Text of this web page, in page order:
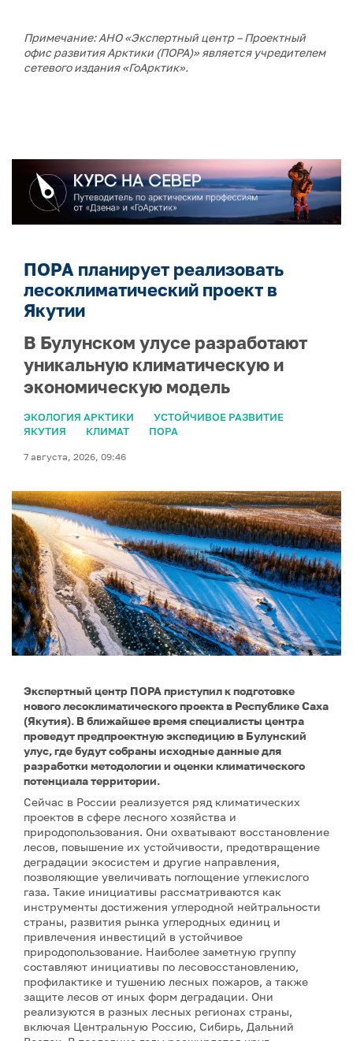
Примечание: АНО «Экспертный центр – Проектный
офис развития Арктики (ПОРА)» является учредителем
сетевого издания «ГоАрктик».
ПОРА планирует реализовать
лесоклиматический проект в
Якутии
В Булунском улусе разработают
уникальную климатическую и
экономическую модель
ЭКОЛОГИЯ АРКТИКИ
УСТОЙЧИВОЕ РАЗВИТИЕ
ЯКУТИЯ
КЛИМАТ ПОРА
7 августа, 2026, 09:46
Экспертный центр ПОРА приступил к подготовке
нового лесоклиматического проекта в Республике Саха
(Якутия). В ближайшее время специалисты центра
проведут предпроектную экспедицию в Булунский
улус, где будут собраны исходные данные для
разработки методологии и оценки климатического
потенциала территории.
Сейчас в России реализуется ряд климатических
проектов в сфере лесного хозяйства и
природопользования. Они охватывают восстановление
лесов, повышение их устойчивости, предотвращение
деградации экосистем и другие направления,
позволяющие увеличивать поглощение углекислого
газа. Такие инициативы рассматриваются как
инструменты достижения углеродной нейтральности
страны, развития рынка углеродных единиц и
привлечения инвестиций в устойчивое
природопользование. Наиболее заметную группу
составляют инициативы по лесовосстановлению,
профилактике и тушению лесных пожаров, а также
защите лесов от иных форм деградации. Они
реализуются в разных лесных регионах страны,
включая Центральную Россию, Сибирь, Дальний